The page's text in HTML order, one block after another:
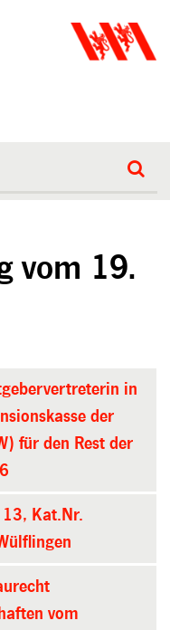
vom 19.
in
der
für den Rest der
13, Kat.Nr.
vom